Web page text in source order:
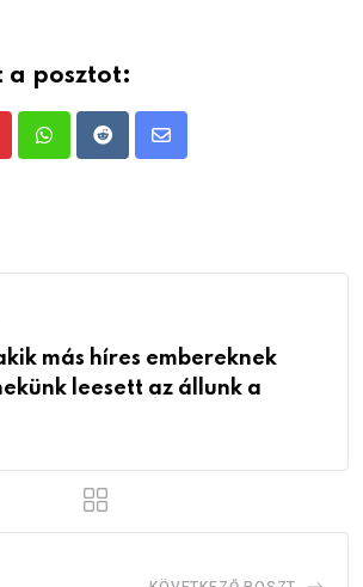
a posztot:
WhatsappRedditShare
más híres embereknek
leesett az állunk a